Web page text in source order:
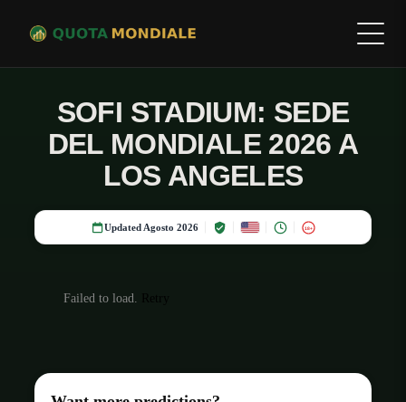
SOFI STADIUM: SEDE
DEL MONDIALE 2026 A
LOS ANGELES
Updated Agosto 2026 18+
Failed to load.